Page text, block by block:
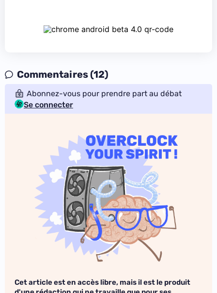
Commentaires (12)
Abonnez-vous pour prendre part au débat
Se connecter
Cet article est en accès libre, mais il est le produit